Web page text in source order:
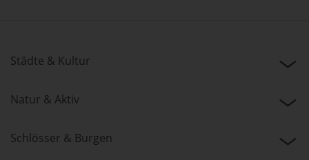
Städte & Kultur
Natur & Aktiv
Schlösser & Burgen